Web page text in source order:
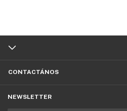
CONTACTÁNOS
NEWSLETTER